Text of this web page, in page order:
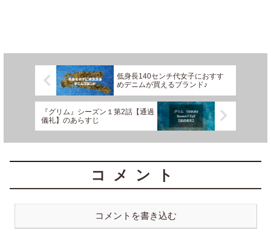
低身長140センチ代女子におすす
めデニムが買えるブランド♪
『グリム』シーズン１第2話【通過
儀礼】のあらすじ
コメント
コメントを書き込む